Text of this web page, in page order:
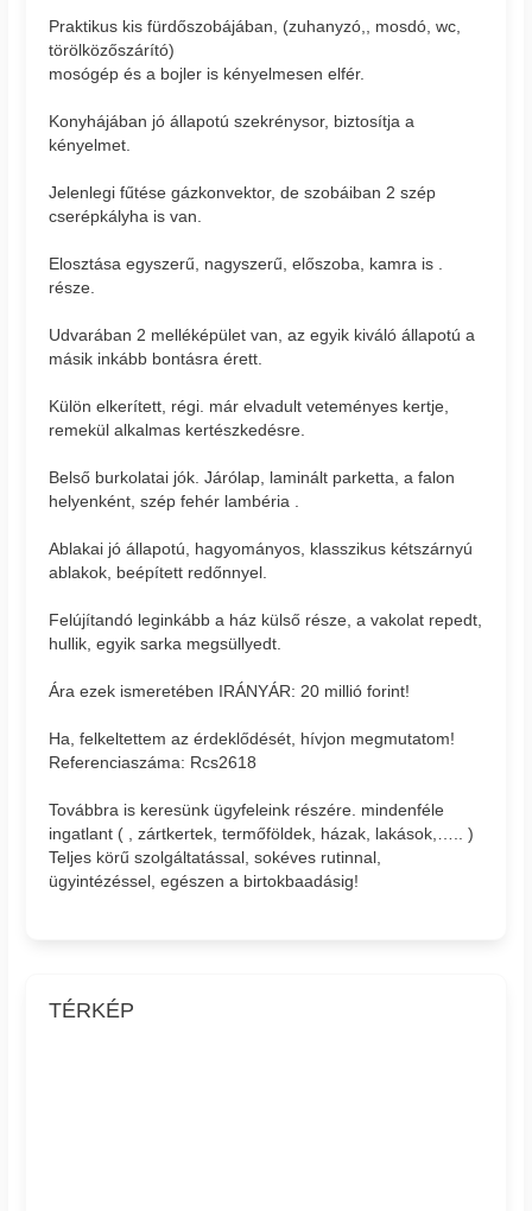
Praktikus kis fürdőszobájában, (zuhanyzó,, mosdó, wc,
törölközőszárító)
mosógép és a bojler is kényelmesen elfér.
Konyhájában jó állapotú szekrénysor, biztosítja a
kényelmet.
Jelenlegi fűtése gázkonvektor, de szobáiban 2 szép
cserépkályha is van.
Elosztása egyszerű, nagyszerű, előszoba, kamra is .
része.
Udvarában 2 melléképület van, az egyik kiváló állapotú a
másik inkább bontásra érett.
Külön elkerített, régi. már elvadult veteményes kertje,
remekül alkalmas kertészkedésre.
Belső burkolatai jók. Járólap, laminált parketta, a falon
helyenként, szép fehér lambéria .
Ablakai jó állapotú, hagyományos, klasszikus kétszárnyú
ablakok, beépített redőnnyel.
Felújítandó leginkább a ház külső része, a vakolat repedt,
hullik, egyik sarka megsüllyedt.
Ára ezek ismeretében IRÁNYÁR: 20 millió forint!
Ha, felkeltettem az érdeklődését, hívjon megmutatom!
Referenciaszáma: Rcs2618
Továbbra is keresünk ügyfeleink részére. mindenféle
ingatlant ( , zártkertek, termőföldek, házak, lakások,….. )
Teljes körű szolgáltatással, sokéves rutinnal,
ügyintézéssel, egészen a birtokbaadásig!
TÉRKÉP